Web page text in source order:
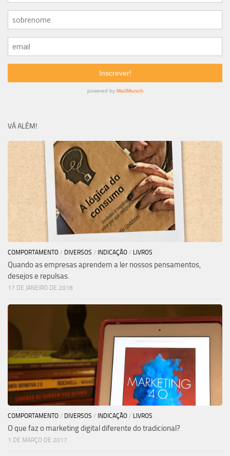
VÁ ALÉM!
COMPORTAMENTO / DIVERSOS / INDICAÇÃO / LIVROS
Quando as empresas aprendem a ler nossos pensamentos,
desejos e repulsas.
17 DE JANEIRO DE 2018
COMPORTAMENTO / DIVERSOS / INDICAÇÃO / LIVROS
O que faz o marketing digital diferente do tradicional?
1 DE MARÇO DE 2017